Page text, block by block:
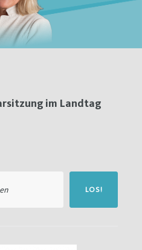
im Landtag
LOS!